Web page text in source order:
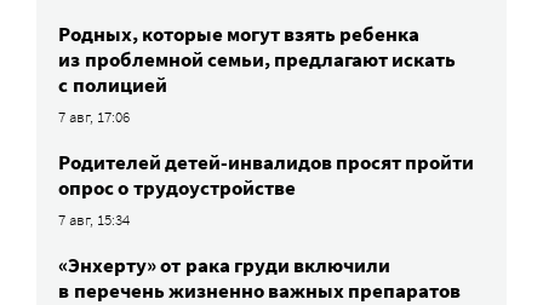
Родных, которые могут взять ребенка
из проблемной семьи, предлагают искать
с полицией
7 авг, 17:06
Родителей детей-инвалидов просят пройти
опрос о трудоустройстве
7 авг, 15:34
«Энхерту» от рака груди включили
в перечень жизненно важных препаратов